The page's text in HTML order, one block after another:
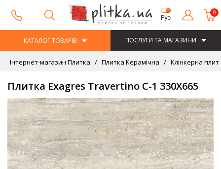
Рус
0
КАТАЛОГ ТОВАРІВ ПОСЛУГИ ТА МАГАЗИНИ
Інтернет-магазин Плитка Плитка Керамічна Клінкерна
Плитка Exagres Travertino С-1 330Х665